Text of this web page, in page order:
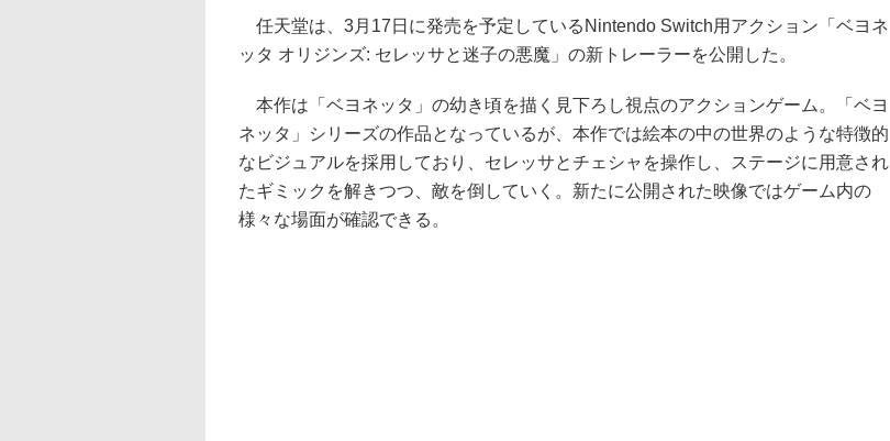
任天堂は、3月17日に発売を予定しているNintendo Switch用アクション「ベヨネ
ッタ オリジンズ: セレッサと迷子の悪魔」の新トレーラーを公開した。
本作は「ベヨネッタ」の幼き頃を描く見下ろし視点のアクションゲーム。「ベヨ
ネッタ」シリーズの作品となっているが、本作では絵本の中の世界のような特徴的
なビジュアルを採用しており、セレッサとチェシャを操作し、ステージに用意され
たギミックを解きつつ、敵を倒していく。新たに公開された映像ではゲーム内の
様々な場面が確認できる。